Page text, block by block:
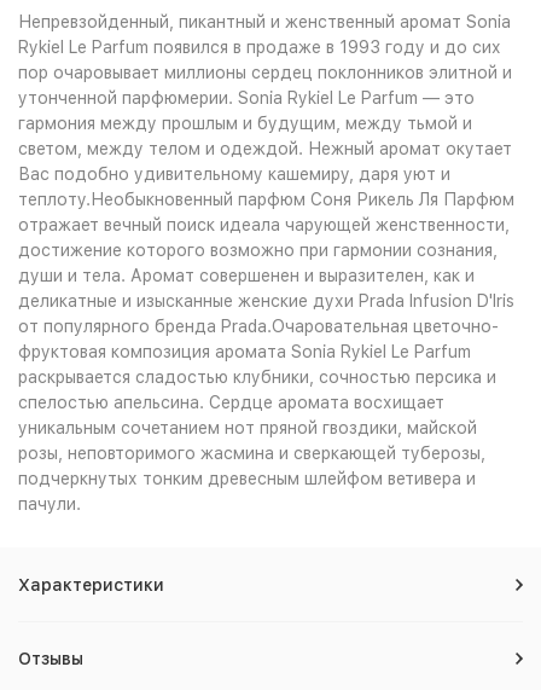
Непревзойденный, пикантный и женственный аромат Sonia
Rykiel Le Parfum появился в продаже в 1993 году и до сих
пор очаровывает миллионы сердец поклонников элитной и
утонченной парфюмерии. Sonia Rykiel Le Parfum — это
гармония между прошлым и будущим, между тьмой и
светом, между телом и одеждой. Нежный аромат окутает
Вас подобно удивительному кашемиру, даря уют и
теплоту.Необыкновенный парфюм Соня Рикель Ля Парфюм
отражает вечный поиск идеала чарующей женственности,
достижение которого возможно при гармонии сознания,
души и тела. Аромат совершенен и выразителен, как и
деликатные и изысканные женские духи Prada Infusion D'Iris
от популярного бренда Prada.Очаровательная цветочно-
фруктовая композиция аромата Sonia Rykiel Le Parfum
раскрывается сладостью клубники, сочностью персика и
спелостью апельсина. Сердце аромата восхищает
уникальным сочетанием нот пряной гвоздики, майской
розы, неповторимого жасмина и сверкающей туберозы,
подчеркнутых тонким древесным шлейфом ветивера и
пачули.
Характеристики
Отзывы